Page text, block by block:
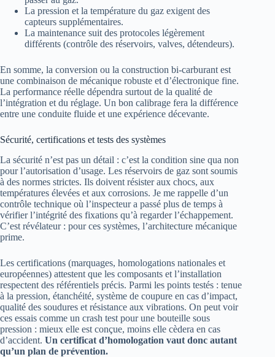
La pression et la température du gaz exigent des
capteurs supplémentaires.
La maintenance suit des protocoles légèrement
différents (contrôle des réservoirs, valves, détendeurs).
En somme, la conversion ou la construction bi‑carburant est
une combinaison de mécanique robuste et d’électronique fine.
La performance réelle dépendra surtout de la qualité de
l’intégration et du réglage. Un bon calibrage fera la différence
entre une conduite fluide et une expérience décevante.
Sécurité, certifications et tests des systèmes
La sécurité n’est pas un détail : c’est la condition sine qua non
pour l’autorisation d’usage. Les réservoirs de gaz sont soumis
à des normes strictes. Ils doivent résister aux chocs, aux
températures élevées et aux corrosions. Je me rappelle d’un
contrôle technique où l’inspecteur a passé plus de temps à
vérifier l’intégrité des fixations qu’à regarder l’échappement.
C’est révélateur : pour ces systèmes, l’architecture mécanique
prime.
Les certifications (marquages, homologations nationales et
européennes) attestent que les composants et l’installation
respectent des référentiels précis. Parmi les points testés : tenue
à la pression, étanchéité, système de coupure en cas d’impact,
qualité des soudures et résistance aux vibrations. On peut voir
ces essais comme un crash test pour une bouteille sous
pression : mieux elle est conçue, moins elle cèdera en cas
d’accident. Un certificat d’homologation vaut donc autant
qu’un plan de prévention.